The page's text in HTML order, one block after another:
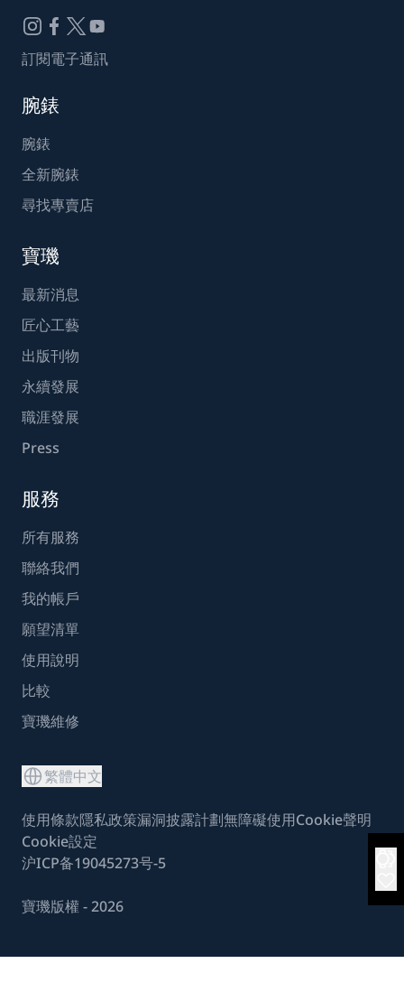
訂閱電子通訊
腕錶
腕錶
全新腕錶
尋找專賣店
寶璣
最新消息
匠心工藝
出版刊物
永續發展
職涯發展
Press
服務
所有服務
聯絡我們
我的帳戶
願望清單
使用說明
比較
寶璣維修
繁體中文
使用條款隱私政策漏洞披露計劃無障礙使用Cookie聲明
Cookie設定
沪ICP备19045273号-5
寶璣版權 - 2026